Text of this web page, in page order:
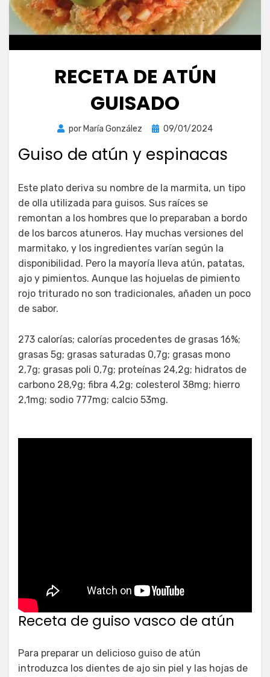
RECETA DE ATÚN
GUISADO
por María González
Publicada
09/01/2024
Guiso de atún y espinacas
Este plato deriva su nombre de la marmita, un tipo
de olla utilizada para guisos. Sus raíces se
remontan a los hombres que lo preparaban a bordo
de los barcos atuneros. Hay muchas versiones del
marmitako, y los ingredientes varían según la
disponibilidad. Pero la mayoría lleva atún, patatas,
ajo y pimientos. Aunque las hojuelas de pimiento
rojo triturado no son tradicionales, añaden un poco
de sabor.
273 calorías; calorías procedentes de grasas 16%;
grasas 5g; grasas saturadas 0,7g; grasas mono
2,7g; grasas poli 0,7g; proteínas 24,2g; hidratos de
carbono 28,9g; fibra 4,2g; colesterol 38mg; hierro
2,1mg; sodio 777mg; calcio 53mg.
Receta de guiso vasco de atún
Para preparar un delicioso guiso de atún
introduzca los dientes de ajo sin piel y las hojas de